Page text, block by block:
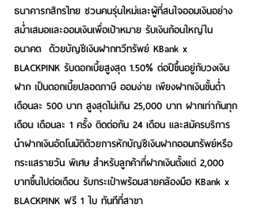
ธนาคารกสิกรไทย ชวนคนรุ่นใหม่และผู้ที่สนใจออมเงินอย่าง
สม่ำเสมอและออมเงินเพื่อเป้าหมาย รับเงินก้อนใหญ่ใน
อนาคต  ด้วยบัญชีเงินฝากทวีทรัพย์ KBank x
BLACKPINK รับดอกเบี้ยสูงสุด 1.50% ต่อปีขึ้นอยู่กับวงเงิน
ฝาก เป็นดอกเบี้ยปลอดภาษี ออมง่าย เพียงฝากเงินขั้นต่ำ
เดือนละ 500 บาท สูงสุดไม่เกิน 25,000 บาท ฝากเท่ากันทุก
เดือน เดือนละ 1 ครั้ง ติดต่อกัน 24 เดือน และสมัครบริการ
นำฝากเงินอัตโนมัติด้วยการหักบัญชีเงินฝากออมทรัพย์หรือ
กระแสรายวัน พิเศษ สำหรับลูกค้าที่ฝากเงินตั้งแต่ 2,000
บาทขึ้นไปต่อเดือน รับกระเป๋าพร้อมสายคล้องมือ KBank x
BLACKPINK ฟรี 1 ใบ ทันทีที่สาขา